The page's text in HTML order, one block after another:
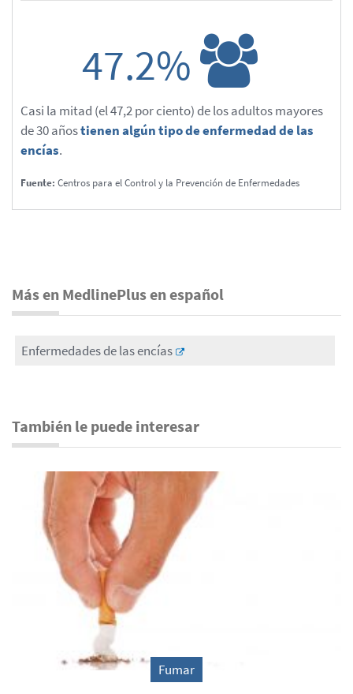
47.2%
Casi la mitad (el 47,2 por ciento) de los adultos mayores
de 30 añostienen algún tipo de enfermedad de las
encías.
Fuente: Centros para el Control y la Prevención de Enfermedades
Más en MedlinePlus en español
Enfermedades de las encías
También le puede interesar
Fumar